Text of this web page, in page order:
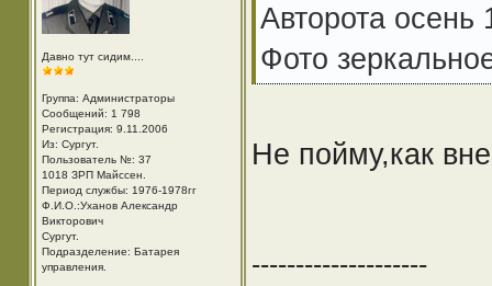
Давно тут сидим....
Группа: Администраторы
Сообщений: 1 798
Регистрация: 9.11.2006
Из: Cургут.
Пользователь №: 37
1018 ЗРП Майссен.
Период службы: 1976-1978гг
Ф.И.О.:Уханов Александр
Викторович
Cургут.
Подразделение: Батарея
управления.
Авторота осень
Фото
Не пойму,как
--------------------